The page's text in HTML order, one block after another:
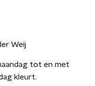
Weij
tot en met
kleurt.